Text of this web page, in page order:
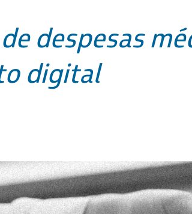
despesas
digital